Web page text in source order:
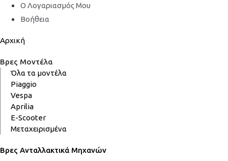
Ο Λογαριασμός Μου
Βοήθεια
Αρχική
Βρες Μοντέλα
Όλα τα μοντέλα
Piaggio
Vespa
Aprilia
E-Scooter
Μεταχειρισμένα
Βρες Ανταλλακτικά Μηχανών